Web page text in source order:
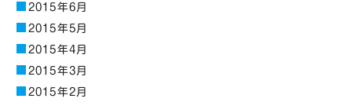
2015年6月
2015年5月
2015年4月
2015年3月
2015年2月